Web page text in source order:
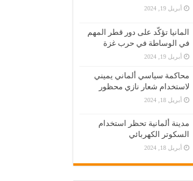
أبريل 19, 2024
المانيا تؤكّد على دور قطر المهم
في الوساطة في حرب غزة
أبريل 19, 2024
محاكمة سياسي ألماني يميني
لاستخدام شعار نازي محظور
أبريل 18, 2024
مدينة ألمانية تحظر استخدام
السكوتر الكهربائي
أبريل 18, 2024